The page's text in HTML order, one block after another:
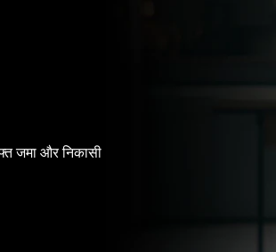
जमा और निकासी